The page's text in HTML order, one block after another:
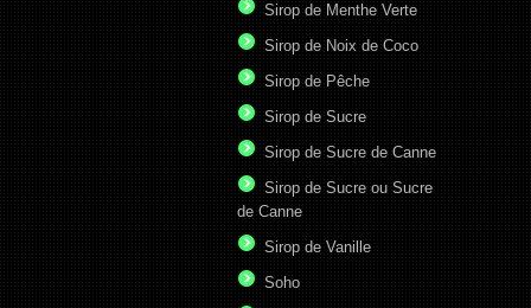
Sirop de Menthe Verte
Sirop de Noix de Coco
Sirop de Pêche
Sirop de Sucre
Sirop de Sucre de Canne
Sirop de Sucre ou Sucre
de Canne
Sirop de Vanille
Soho